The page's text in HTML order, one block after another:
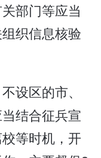
部门等应当
织信息核验
设区的市、
结合征兵宣
等时机，开